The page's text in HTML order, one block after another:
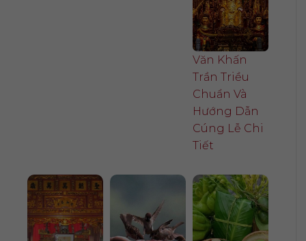
Văn Khấn
Trần Triều
Chuẩn Và
Hướng Dẫn
Cúng Lễ Chi
Tiết